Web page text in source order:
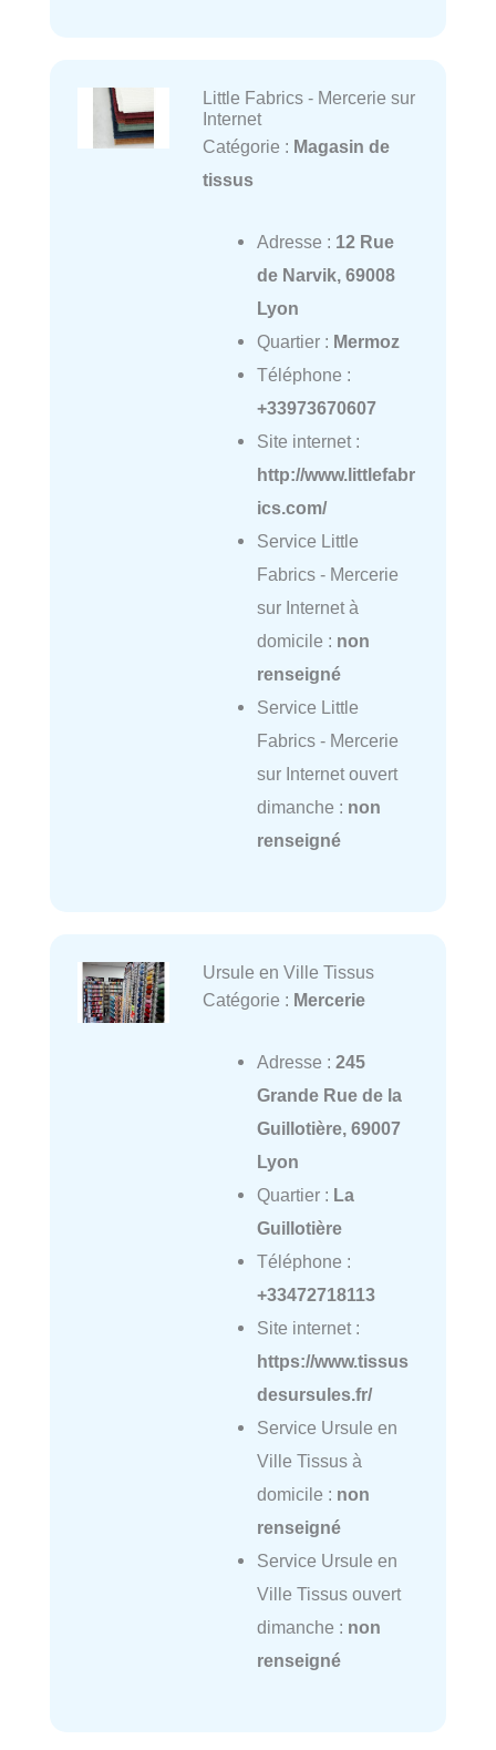
Little Fabrics - Mercerie sur
Internet
Catégorie : Magasin de
tissus
Adresse : 12 Rue
de Narvik, 69008
Lyon
Quartier : Mermoz
Téléphone :
+33973670607
Site internet :
http://www.littlefabr
ics.com/
Service Little
Fabrics - Mercerie
sur Internet à
domicile : non
renseigné
Service Little
Fabrics - Mercerie
sur Internet ouvert
dimanche : non
renseigné
Ursule en Ville Tissus
Catégorie : Mercerie
Adresse : 245
Grande Rue de la
Guillotière, 69007
Lyon
Quartier : La
Guillotière
Téléphone :
+33472718113
Site internet :
https://www.tissus
desursules.fr/
Service Ursule en
Ville Tissus à
domicile : non
renseigné
Service Ursule en
Ville Tissus ouvert
dimanche : non
renseigné